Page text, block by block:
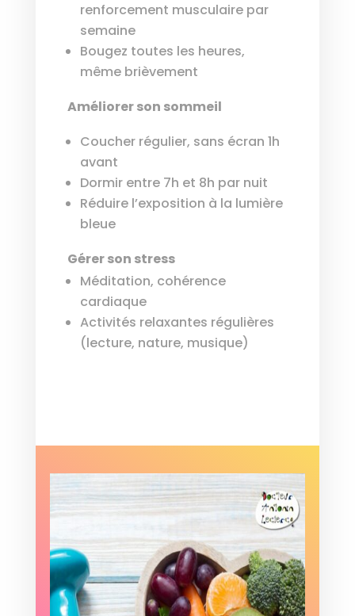
renforcement musculaire par
semaine
Bougez toutes les heures,
même brièvement
Améliorer son sommeil
Coucher régulier, sans écran 1h
avant
Dormir entre 7h et 8h par nuit
Réduire l’exposition à la lumière
bleue
Gérer son stress
Méditation, cohérence
cardiaque
Activités relaxantes régulières
(lecture, nature, musique)